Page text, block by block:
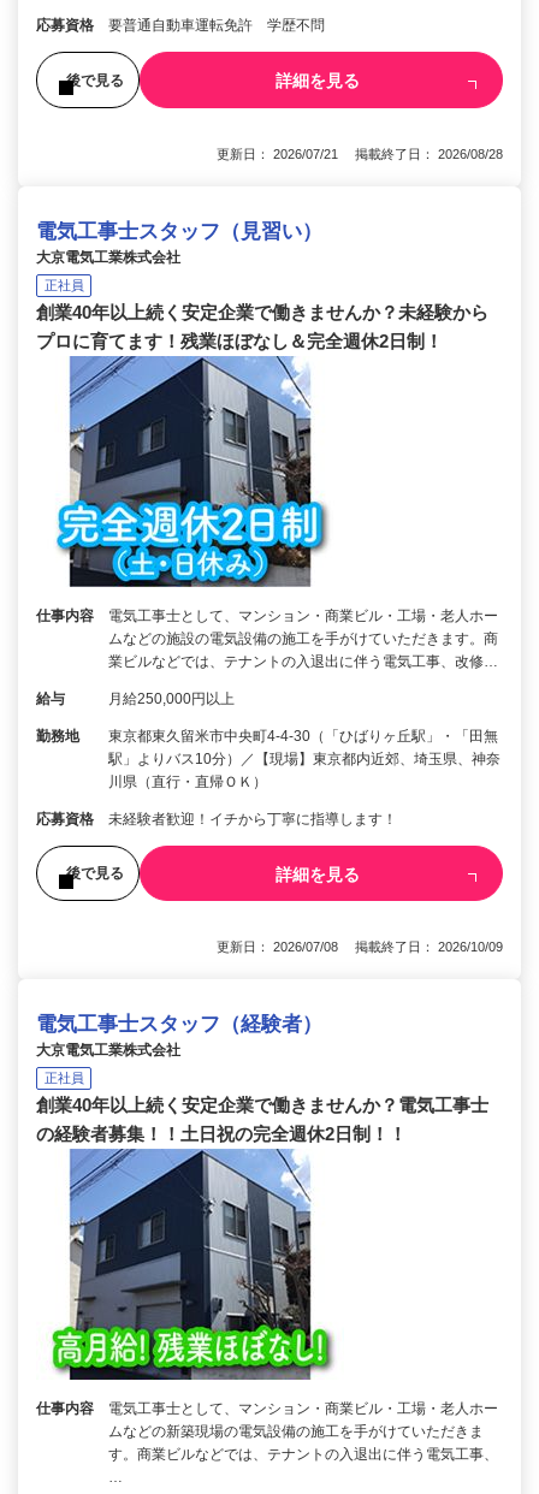
応募資格 要普通自動車運転免許 学歴不問
後で見る 詳細を見る
更新日： 2026/07/21 掲載終了日： 2026/08/28
電気工事士スタッフ（見習い）
大京電気工業株式会社
正社員
創業40年以上続く安定企業で働きませんか？未経験から
プロに育てます！残業ほぼなし＆完全週休2日制！
仕事内容
電気工事士として、マンション・商業ビル・工場・老人ホー
ムなどの施設の電気設備の施工を手がけていただきます。商
業ビルなどでは、テナントの入退出に伴う電気工事、改修…
給与 月給250,000円以上
勤務地
東京都東久留米市中央町4-4-30（「ひばりヶ丘駅」・「田無
駅」よりバス10分）／【現場】東京都内近郊、埼玉県、神奈
川県（直行・直帰ＯＫ）
応募資格 未経験者歓迎！イチから丁寧に指導します！
後で見る 詳細を見る
更新日： 2026/07/08 掲載終了日： 2026/10/09
電気工事士スタッフ（経験者）
大京電気工業株式会社
正社員
創業40年以上続く安定企業で働きませんか？電気工事士
の経験者募集！！土日祝の完全週休2日制！！
仕事内容
電気工事士として、マンション・商業ビル・工場・老人ホー
ムなどの新築現場の電気設備の施工を手がけていただきま
す。商業ビルなどでは、テナントの入退出に伴う電気工事、
…